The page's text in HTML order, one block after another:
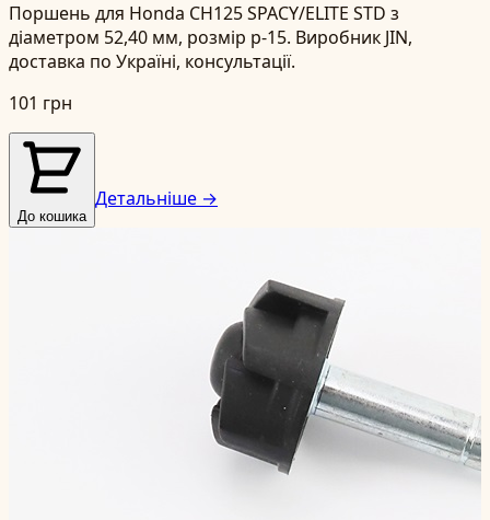
Поршень для Honda CH125 SPACY/ELITE STD з
діаметром 52,40 мм, розмір p-15. Виробник JIN,
доставка по Україні, консультації.
101 грн
До кошика
Детальніше →